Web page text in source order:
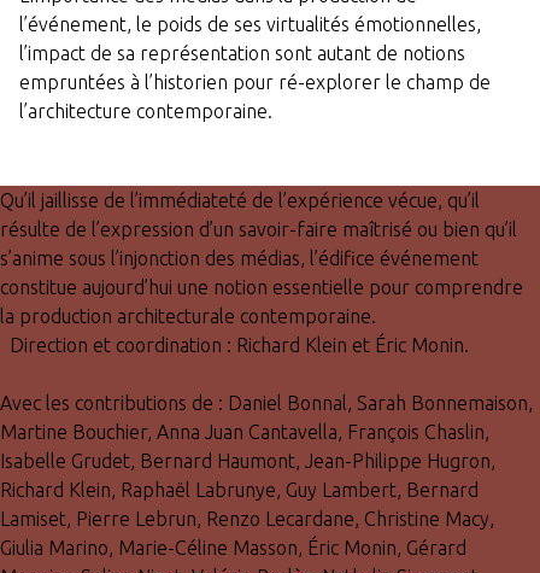
l’événement, le poids de ses virtualités émotionnelles,
l’impact de sa représentation sont autant de notions
empruntées à l’historien pour ré-explorer le champ de
l’architecture contemporaine.
Qu’il jaillisse de l’immédiateté de l’expérience vécue, qu’il
résulte de l’expression d’un savoir-faire maîtrisé ou bien qu’il
s’anime sous l’injonction des médias, l’édifice événement
constitue aujourd’hui une notion essentielle pour comprendre
la production architecturale contemporaine.
Direction et coordination : Richard Klein et Éric Monin.
Avec les contributions de : Daniel Bonnal, Sarah Bonnemaison,
Martine Bouchier, Anna Juan Cantavella, François Chaslin,
Isabelle Grudet, Bernard Haumont, Jean-Philippe Hugron,
Richard Klein, Raphaël Labrunye, Guy Lambert, Bernard
Lamiset, Pierre Lebrun, Renzo Lecardane, Christine Macy,
Giulia Marino, Marie-Céline Masson, Éric Monin, Gérard